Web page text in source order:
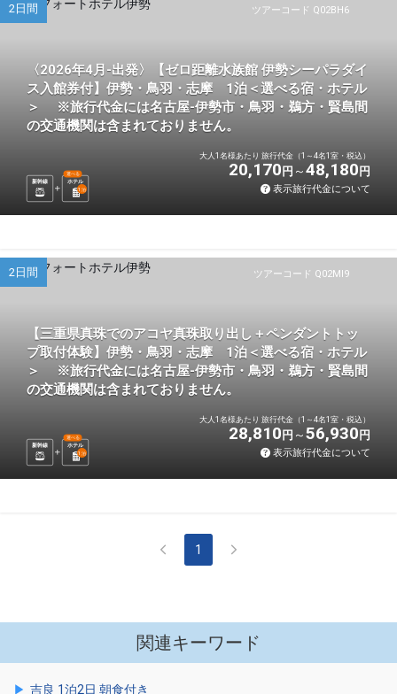
ツアーコード Q02BH6
2日間
〈2026年4月-出発〉【ゼロ距離水族館 伊勢シーパラダイ
ス入館券付】伊勢・鳥羽・志摩 1泊＜選べる宿・ホテル
＞ ※旅行代金には名古屋-伊勢市・鳥羽・鵜方・賢島間
の交通機関は含まれておりません。
新幹線 ホテル
選べる
1 泊
大人1名様あたり 旅行代金（1～4名1室・税込）
20,170 円 48,180 円
表示旅行代金について
ツアーコード Q02MI9
2日間
【三重県真珠でのアコヤ真珠取り出し＋ペンダントトッ
プ取付体験】伊勢・鳥羽・志摩 1泊＜選べる宿・ホテル
＞ ※旅行代金には名古屋-伊勢市・鳥羽・鵜方・賢島間
の交通機関は含まれておりません。
新幹線 ホテル
選べる
1 泊
大人1名様あたり 旅行代金（1～4名1室・税込）
28,810 円 56,930 円
表示旅行代金について
1
関連キーワード
吉良 1泊2日 朝食付き